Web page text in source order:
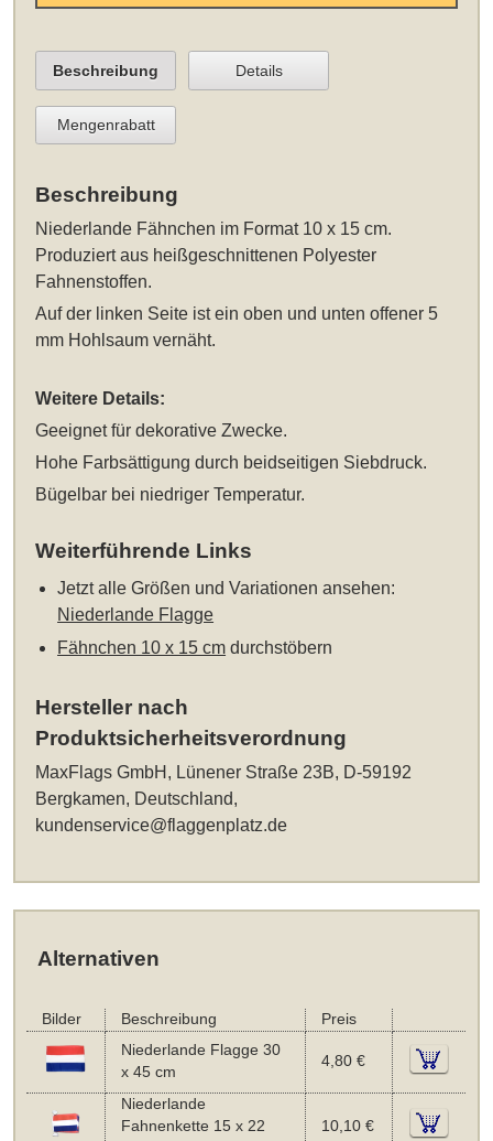
Beschreibung Details
Mengenrabatt
Beschreibung
Niederlande Fähnchen im Format 10 x 15 cm.
Produziert aus heißgeschnittenen Polyester
Fahnenstoffen.
Auf der linken Seite ist ein oben und unten offener 5
mm Hohlsaum vernäht.
Weitere Details:
Geeignet für dekorative Zwecke.
Hohe Farbsättigung durch beidseitigen Siebdruck.
Bügelbar bei niedriger Temperatur.
Weiterführende Links
Jetzt alle Größen und Variationen ansehen:
Niederlande Flagge
Fähnchen 10 x 15 cm durchstöbern
Hersteller nach
Produktsicherheitsverordnung
MaxFlags GmbH, Lünener Straße 23B, D-59192
Bergkamen, Deutschland,
kundenservice@flaggenplatz.de
Alternativen
Bilder Beschreibung
Preis
Niederlande Flagge 30
x 45 cm
4,80 €
Niederlande
Fahnenkette 15 x 22
10,10 €